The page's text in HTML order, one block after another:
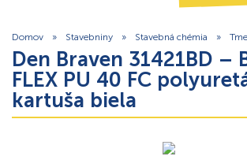
Domov » Stavebniny » Stavebná chémia »
Den Braven 31421BD –
FLEX PU 40 FC
kartuša biela